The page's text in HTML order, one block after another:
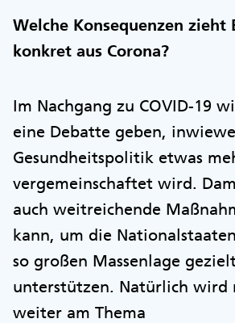
Welche Konsequenzen zieht
konkret aus Corona?
Im Nachgang zu COVID-19
eine Debatte geben,
Gesundheitspolitik etwas
vergemeinschaftet wird.
auch weitreichende
kann, um die
so großen Massenlage
unterstützen. Natürlich wird
weiter am Thema